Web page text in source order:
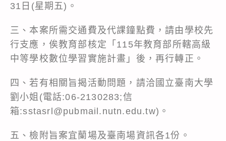
31日(星期五)。
三、本案所需交通費及代課鐘點費，請由學校先
行支應，俟教育部核定「115年教育部所轄高級
中等學校數位學習實施計畫」後，再行轉正。
四、若有相關旨揭活動問題，請洽國立臺南大學
劉小姐(電話:06-2130283;信
箱:sstasrl@pubmail.nutn.edu.tw)。
五、檢附旨案宜蘭場及臺南場資訊各1份。